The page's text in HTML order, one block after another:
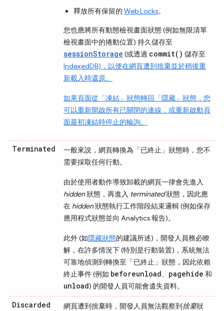
釋放所有保留的 Web Locks。
您也應將所有動態檢視畫面狀態 (例如無限清單
檢視畫面中的捲動位置) 持久儲存至
sessionStorage (或透過 commit() 儲存至
IndexedDB)，以便在網頁遭到捨棄並於稍後重
新載入時還原。
如果頁面從「凍結」 狀態轉回「隱藏」 狀態，您
可以重新開啟所有已關閉的連線，或重新啟動頁
面最初凍結時停止的輪詢。
Terminated 一般來說，網頁轉換為「已終止」 狀態時，您不
需要採取任何行動。
由於使用者動作導致卸載的網頁一律會先進入
hidden狀態，再進入 terminated狀態，因此應
在 hidden狀態執行工作階段結束邏輯 (例如保存
應用程式狀態並向 Analytics 報告)。
此外 (如隱藏狀態的建議所述)，開發人員務必瞭
解，在許多情況下 (特別是行動裝置)，系統無法
可靠地偵測到轉換至「已終止」 狀態，因此依賴
終止事件 (例如 beforeunload、 pagehide 和
unload) 的開發人員可能會遺失資料。
Discarded 網頁遭到捨棄時，開發人員無法觀察到捨棄狀